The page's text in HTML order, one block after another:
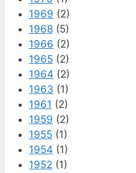
1969 (2)
1968 (5)
1966 (2)
1965 (2)
1964 (2)
1963 (1)
1961 (2)
1959 (2)
1955 (1)
1954 (1)
1952 (1)